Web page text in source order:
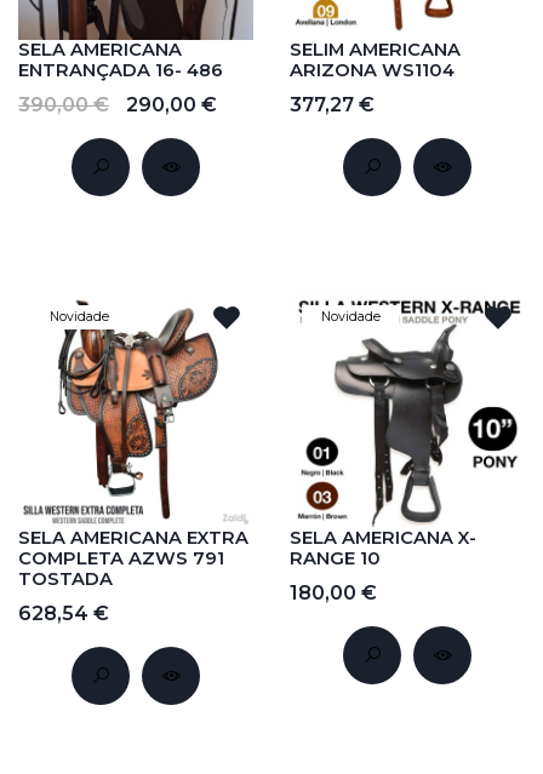
SELA AMERICANA
ENTRANÇADA 16- 486
390,00 € 290,00 €
SELIM AMERICANA
ARIZONA WS1104
377,27 €
Novidade
SELA AMERICANA EXTRA
COMPLETA AZWS 791
TOSTADA
628,54 €
Novidade
SELA AMERICANA X-
RANGE 10
180,00 €